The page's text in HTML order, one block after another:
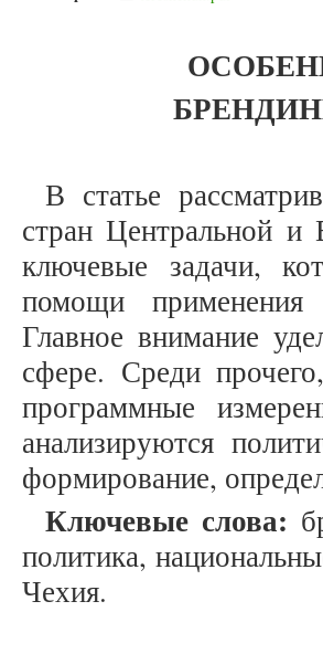
В статье
стран Центральной
ключевые задачи,
помощи применения
Главное внимание
сфере. Среди
программные
анализируются
формирование,
Ключевые слова:
политика,
Чехия.